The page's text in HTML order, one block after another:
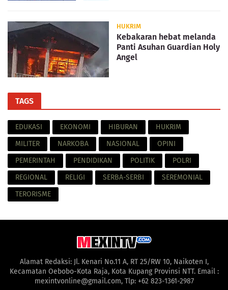
HUKRIM
Kebakaran hebat melanda
Panti Asuhan Guardian Holy
Angel
TAGS
EDUKASI EKONOMI HIBURAN
HUKRIM
MILITER
NARKOBA NASIONAL
OPINI
PEMERINTAH
PENDIDIKAN POLITIK
POLRI
REGIONAL
RELIGI SERBA-SERBI
SEREMONIAL
TERORISME
Alamat Redaksi: Jl. Kenari No.11 A, RT 25/RW 10, Naikoten I,
Kecamatan Oebobo-Kota Raja, Kota Kupang Provinsi NTT. Email :
mexintvonline@gmail.com, Tlp: +62 823-1361-2987